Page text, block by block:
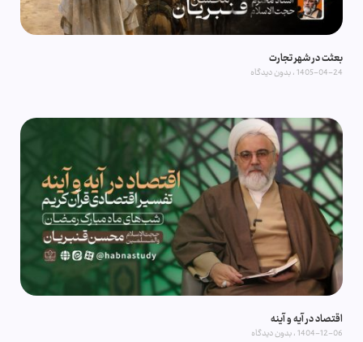
بعثت در شهر تجارت
1405-04-24 بدون دیدگاه
اقتصاد در آیه و آینه
1404-12-06 بدون دیدگاه